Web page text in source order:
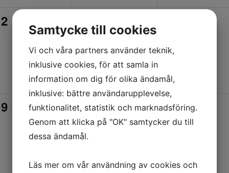
evenemang,
evenemang,
evenemang,
0
evenemang,
20
0
evenemang,
21
Samtycke till cookies
Vi och våra partners använder teknik,
inklusive cookies, för att samla in
information om dig för olika ändamål,
inklusive: bättre användarupplevelse,
funktionalitet, statistik och marknadsföring.
Genom att klicka på "OK" samtycker du till
dessa ändamål.
Läs mer om vår användning av cookies och